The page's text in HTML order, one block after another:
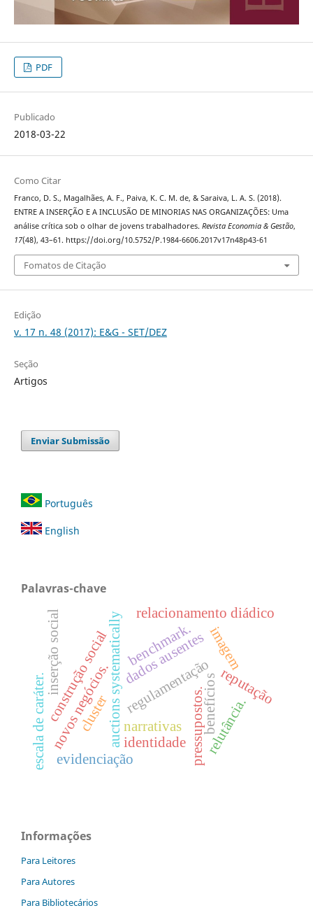
PDF
Publicado
2018-03-22
Como Citar
Franco, D. S., Magalhães, A. F., Paiva, K. C. M. de, & Saraiva, L. A. S. (2018).
ENTRE A INSERÇÃO E A INCLUSÃO DE MINORIAS NAS ORGANIZAÇÕES: Uma
análise crítica sob o olhar de jovens trabalhadores. Revista Economia & Gestão,
17(48), 43–61. https://doi.org/10.5752/P.1984-6606.2017v17n48p43-61
Fomatos de Citação
Edição
v. 17 n. 48 (2017): E&G - SET/DEZ
Seção
Artigos
Enviar Submissão
Português
English
Palavras-chave
auctions systematicallybenchmark.
evidenciação
benefícios
regulamentação
relutância.
narrativas
construção social dados ausentes
pressupostos.
reputação
imagem
identidade
escala de caráter.
inserção social relacionamento diádico
novos negócios.
cluster
Informações
Para Leitores
Para Autores
Para Bibliotecários